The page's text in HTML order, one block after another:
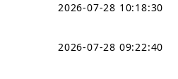
2026-07-28 10:18:30
2026-07-28 09:22:40